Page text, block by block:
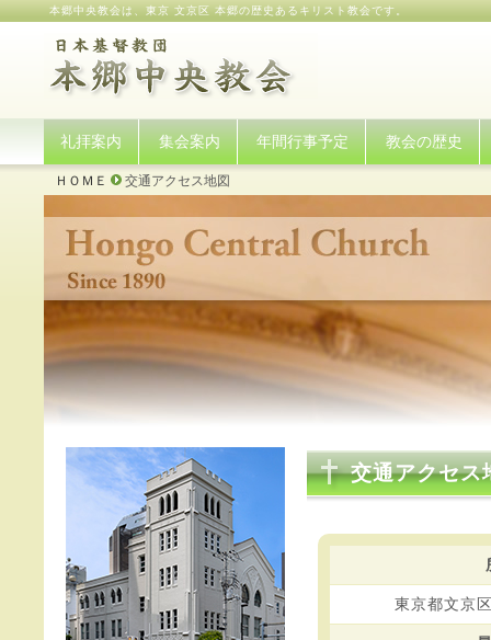
本郷中央教会は、東京 文京区 本郷の歴史あるキリスト教会です。
ＨＯＭＥ 交通アクセス地図
交通アクセス
東京都文京
礼拝案内 集会案内 年間行事予定 教会の歴史